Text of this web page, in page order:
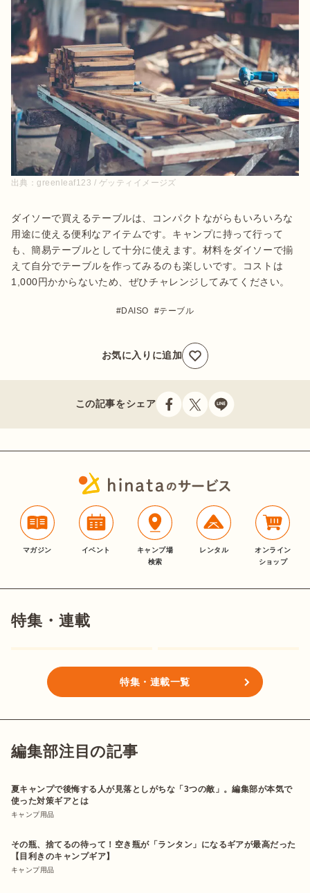
出典：greenleaf123 / ゲッティイメージズ
ダイソーで買えるテーブルは、コンパクトながらもいろいろな
用途に使える便利なアイテムです。キャンプに持って行って
も、簡易テーブルとして十分に使えます。材料をダイソーで揃
えて自分でテーブルを作ってみるのも楽しいです。コストは
DAISO テーブル
お気に入りに追加
この記事をシェア
マガジン イベント
キャンプ場
検索
レンタル
オンライン
ショップ
特集・連載
特集・連載一覧
編集部注目の記事
夏キャンプで後悔する人が見落としがちな「3つの敵」。編集部が本気で
使った対策ギアとは
キャンプ用品
その瓶、捨てるの待って！空き瓶が「ランタン」になるギアが最高だった
【目利きのキャンプギア】
キャンプ用品